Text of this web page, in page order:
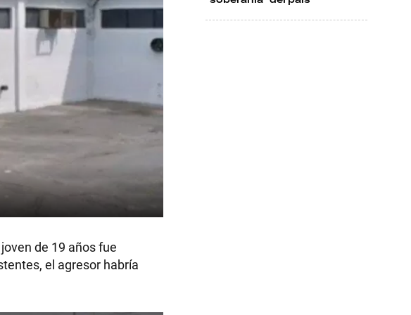
de 19 años fue
el agresor habría